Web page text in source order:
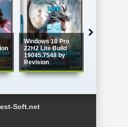
Windows 10 Pro
22H2 Lite Build
19045.7548 by
Revision
Soft.net